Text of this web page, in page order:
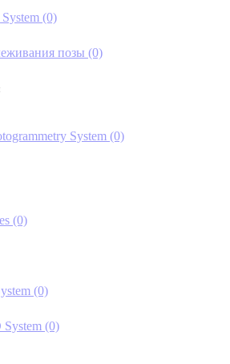
(0)
позы (0)
System (0)
(0)
(0)
System (0)